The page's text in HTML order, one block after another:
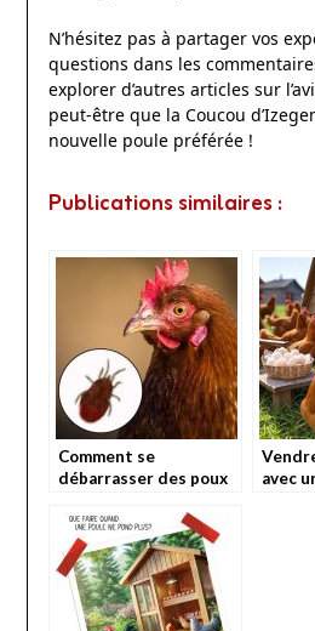
N’hésitez pas à partager vos
questions dans les
explorer d’autres articles sur
peut-être que la Coucou
nouvelle poule préférée !
Publications similaires :
Comment se
débarrasser des poux
avec